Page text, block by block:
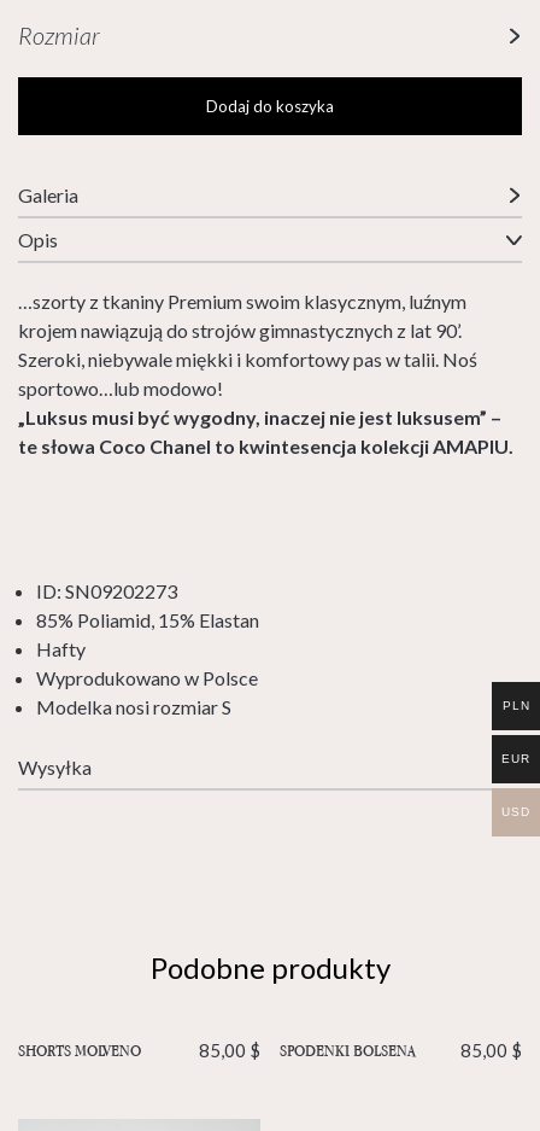
Rozmiar
Dodaj do koszyka
Galeria
Opis
…szorty z tkaniny Premium swoim klasycznym, luźnym
krojem nawiązują do strojów gimnastycznych z lat 90’.
Szeroki, niebywale miękki i komfortowy pas w talii. Noś
sportowo…lub modowo!
„Luksus musi być wygodny, inaczej nie jest luksusem” –
te słowa Coco Chanel to kwintesencja kolekcji AMAPIU.
ID: SN09202273
85% Poliamid, 15% Elastan
Hafty
Wyprodukowano w Polsce
Modelka nosi rozmiar S
Wysyłka
Podobne produkty
SHORTS MOLVENO 85,00 $ SPODENKI BOLSENA 85,00 $
PLN
EUR
USD